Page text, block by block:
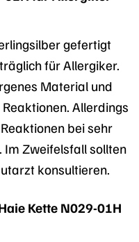
gefertigt
für Allergiker.
Material und
Allerdings
bei sehr
Zweifelsfall sollten
konsultieren.
Kette N029-01H